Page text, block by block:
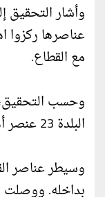
عناصرها
مع القطاع.
البلدة 23 عنصر أمن إسرائيلي غالبيتهم من الشرطة.